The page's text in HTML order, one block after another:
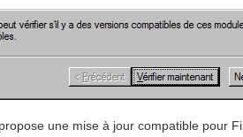
une mise à jour compatible pour